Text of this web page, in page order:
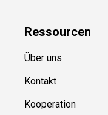
Ressourcen
Über uns
Kontakt
Kooperation